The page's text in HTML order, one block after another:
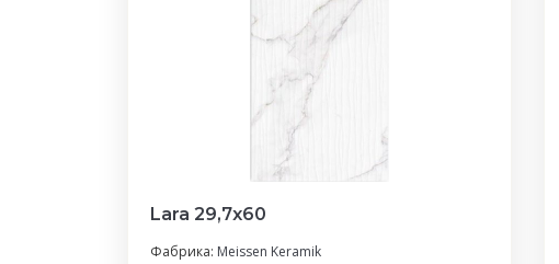
Lara 29,7х60
Фабрика: Meissen Keramik